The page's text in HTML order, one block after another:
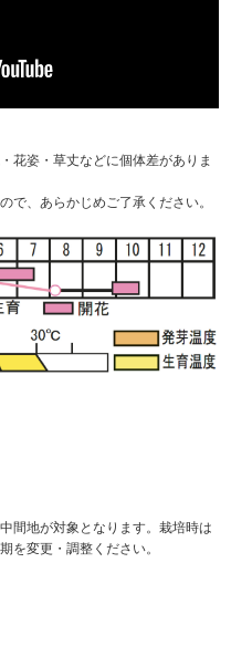
花姿・草丈などに個体差がありま
、あらかじめご了承ください。
間地が対象となります。栽培時は
を変更・調整ください。